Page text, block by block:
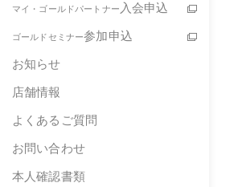
マイ・ゴールドパートナー 入会申込
ゴールドセミナー参加申込
お知らせ
店舗情報
よくあるご質問
お問い合わせ
本人確認書類